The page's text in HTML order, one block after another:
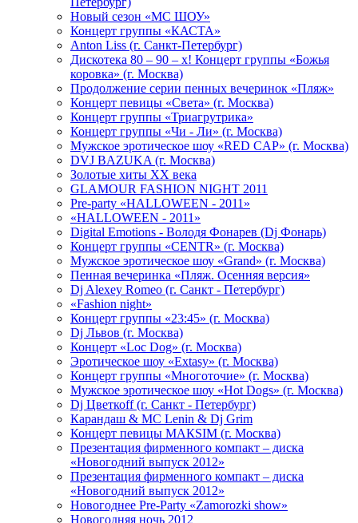
Новый сезон «МС ШОУ»
Концерт группы «КАСТА»
Anton Liss (г. Санкт-Петербург)
Дискотека 80 – 90 – х! Концерт группы «Божья
коровка» (г. Москва)
Продолжение серии пенных вечеринок «Пляж»
Концерт певицы «Света» (г. Москва)
Концерт группы «Триагрутрика»
Концерт группы «Чи - Ли» (г. Москва)
Мужское эротическое шоу «RED CAP» (г. Москва)
DVJ BAZUKA (г. Москва)
Золотые хиты XX века
GLAMOUR FASHION NIGHT 2011
Pre-party «HALLOWEEN - 2011»
«HALLOWEEN - 2011»
Digital Emotions - Володя Фонарев (Dj Фонарь)
Концерт группы «CENTR» (г. Москва)
Мужское эротическое шоу «Grand» (г. Москва)
Пенная вечеринка «Пляж. Осенняя версия»
Dj Alexey Romeo (г. Санкт - Петербург)
«Fashion night»
Концерт группы «23:45» (г. Москва)
Dj Львов (г. Москва)
Концерт «Loc Dog» (г. Москва)
Эротическое шоу «Extasy» (г. Москва)
Концерт группы «Многоточие» (г. Москва)
Мужское эротическое шоу «Hot Dogs» (г. Москва)
Dj Цветкоff (г. Санкт - Петербург)
Карандаш & МС Lenin & Dj Grim
Концерт певицы МАКSIМ (г. Москва)
Презентация фирменного компакт – диска
«Новогодний выпуск 2012»
Презентация фирменного компакт – диска
«Новогодний выпуск 2012»
Новогоднее Pre-Party «Zamorozki show»
Новогодняя ночь 2012